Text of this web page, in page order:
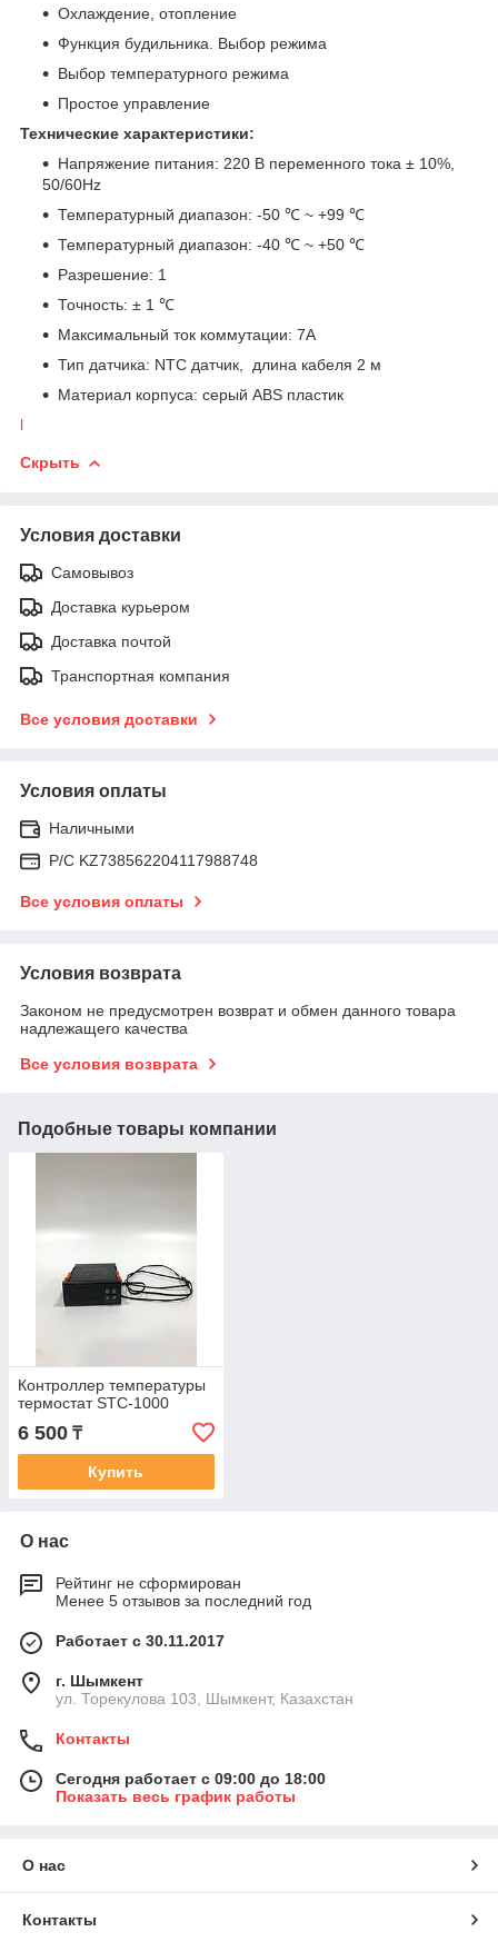
Охлаждение, отопление
Функция будильника. Выбор режима
Выбор температурного режима
Простое управление
Технические характеристики:
Напряжение питания: 220 В переменного тока ± 10%,
50/60Hz
Температурный диапазон: -50 ℃ ~ +99 ℃
Температурный диапазон: -40 ℃ ~ +50 ℃
Разрешение: 1
Точность: ± 1 ℃
Максимальный ток коммутации: 7A
Тип датчика: NTC датчик, длина кабеля 2 м
Материал корпуса: серый ABS пластик
l
Скрыть
Условия доставки
Самовывоз
Доставка курьером
Доставка почтой
Транспортная компания
Все условия доставки
Условия оплаты
Наличными
Р/C KZ738562204117988748
Все условия оплаты
Условия возврата
Законом не предусмотрен возврат и обмен данного товара
надлежащего качества
Все условия возврата
Подобные товары компании
Контроллер температуры
термостат STC-1000
6 500 ₸
Купить
О нас
Рейтинг не сформирован
Менее 5 отзывов за последний год
Работает с 30.11.2017
г. Шымкент
ул. Торекулова 103, Шымкент, Казахстан
Контакты
Сегодня работает с 09:00 до 18:00
Показать весь график работы
О нас
Контакты